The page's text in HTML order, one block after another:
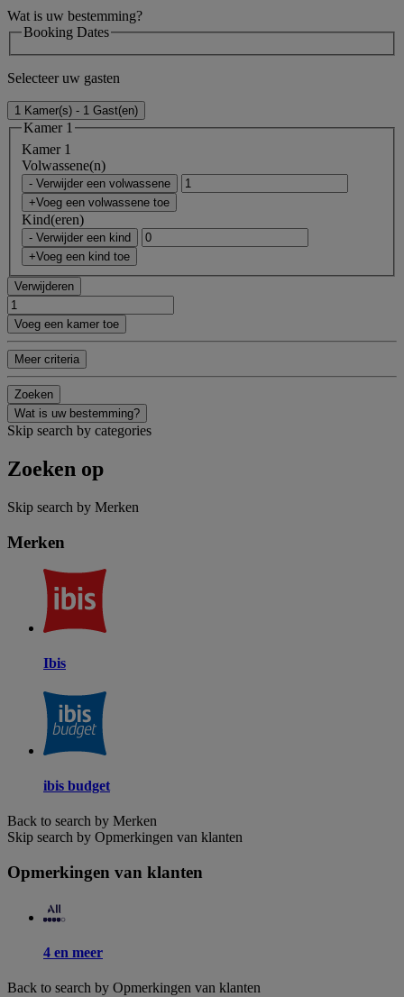
Wat is uw bestemming?
Booking Dates
Selecteer uw gasten
1 Kamer(s) - 1 Gast(en)
Kamer 1
Kamer 1
Volwassene(n)
- Verwijder een volwassene
+Voeg een volwassene toe
Kind(eren)
- Verwijder een kind
+Voeg een kind toe
Verwijderen
Voeg een kamer toe
Meer criteria
Zoeken
Wat is uw bestemming?
Skip search by categories
Zoeken op
Skip search by Merken
Merken
Ibis
ibis budget
Back to search by Merken
Skip search by Opmerkingen van klanten
Opmerkingen van klanten
4 en meer
Back to search by Opmerkingen van klanten